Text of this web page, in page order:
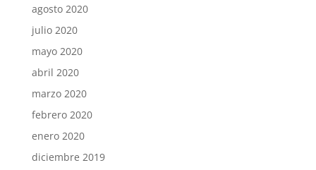
agosto 2020
julio 2020
mayo 2020
abril 2020
marzo 2020
febrero 2020
enero 2020
diciembre 2019